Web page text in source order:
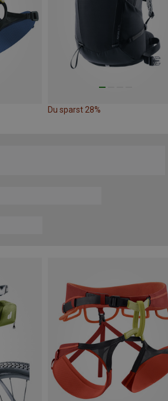
Du sparst 28%